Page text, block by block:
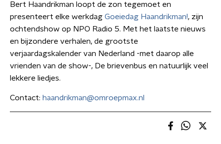
Bert Haandrikman loopt de zon tegemoet en
presenteert elke werkdag Goeiedag Haandrikman!, zijn
ochtendshow op NPO Radio 5. Met het laatste nieuws
en bijzondere verhalen, de grootste
verjaardagskalender van Nederland -met daarop alle
vrienden van de show-, De brievenbus en natuurlijk veel
lekkere liedjes.
Contact: haandrikman@omroepmax.nl